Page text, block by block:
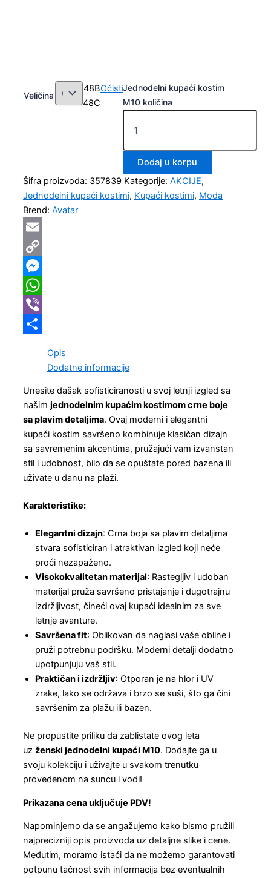
Veličina
48B
48C
OčistiJednodelni kupaći kostim
M10 količina
Dodaj u korpu
Šifra proizvoda: 357839 Kategorije: AKCIJE,
Jednodelni kupaći kostimi, Kupaći kostimi, Moda
Brend: Avatar
Email
Copy
Link
Messenger
WhatsApp
Viber
Opis
Dodatne informacije
Unesite dašak sofisticiranosti u svoj letnji izgled sa
našim jednodelnim kupaćim kostimom crne boje
sa plavim detaljima. Ovaj moderni i elegantni
kupaći kostim savršeno kombinuje klasičan dizajn
sa savremenim akcentima, pružajući vam izvanstan
stil i udobnost, bilo da se opuštate pored bazena ili
uživate u danu na plaži.
Karakteristike:
Elegantni dizajn: Crna boja sa plavim detaljima
stvara sofisticiran i atraktivan izgled koji neće
proći nezapaženo.
Visokokvalitetan materijal: Rastegljiv i udoban
materijal pruža savršeno pristajanje i dugotrajnu
izdržljivost, čineći ovaj kupaći idealnim za sve
letnje avanture.
Savršena fit: Oblikovan da naglasi vaše obline i
pruži potrebnu podršku. Moderni detalji dodatno
upotpunjuju vaš stil.
Praktičan i izdržljiv: Otporan je na hlor i UV
zrake, lako se održava i brzo se suši, što ga čini
savršenim za plažu ili bazen.
Ne propustite priliku da zablistate ovog leta
uz ženski jednodelni kupaći M10. Dodajte ga u
svoju kolekciju i uživajte u svakom trenutku
provedenom na suncu i vodi!
Prikazana cena uključuje PDV!
Napominjemo da se angažujemo kako bismo pružili
najprecizniji opis proizvoda uz detaljne slike i cene.
Međutim, moramo istaći da ne možemo garantovati
potpunu tačnost svih informacija bez eventualnih